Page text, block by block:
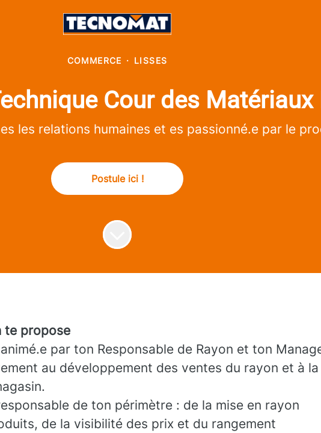
COMMERCE · LISSES
Cour des
les relations humaines et es passionné.e par le
Postule ici !
te propose
par ton Responsable de Rayon et ton
au développement des ventes du rayon et à la
de ton périmètre : de la mise en rayon
de la visibilité des prix et du rangement